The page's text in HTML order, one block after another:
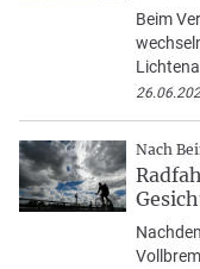
Beim
Nach